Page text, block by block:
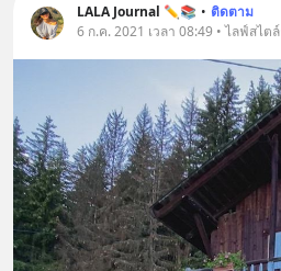
LALA Journal ✏️📚 • ติดตาม
6 ก.ค. 2021 เวลา 08:49 • ไลฟ์สไตล์